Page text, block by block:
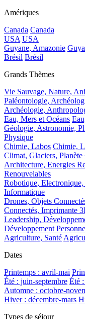
Amériques
Canada Canada
USA USA
Guyane, Amazonie
Brésil Brésil
Grands Thèmes
Vie Sauvage, Nature,
Paléontologie,
Archéologie,
Eau, Mers et Océans
Géologie, Astronomie,
Physique
Chimie, Labos Chimie,
Climat, Glaciers, Planète
Architecture, Energies
Renouvelables
Robotique,
Informatique
Drones, Objets
Connectés, Imprimante
Leadership,
Développement
Agriculture, Santé
Dates
Printemps : avril-mai
Été : juin-septembre Été
Automne : octobre-
Hiver : décembre-mars
Types de séjour